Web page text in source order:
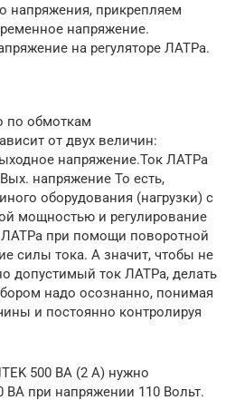
напряжения, прикрепляем
напряжение.
на регуляторе ЛАТРа.
по обмоткам
от двух величин:
напряжение.Ток ЛАТРа
напряжение То есть,
оборудования (нагрузки) с
мощностью и регулирование
при помощи поворотной
силы тока. А значит, чтобы не
допустимый ток ЛАТРа, делать
надо осознанно, понимая
и постоянно контролируя
500 ВА (2 А) нужно
ВА при напряжении 110 Вольт.